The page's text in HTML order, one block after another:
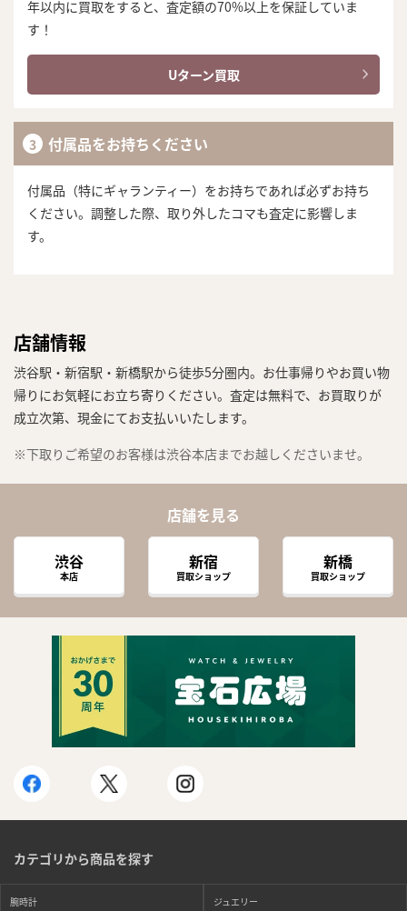
年以内に買取をすると、査定額の70%以上を保証していま
す！
Uターン買取
付属品をお持ちください
付属品（特にギャランティー）をお持ちであれば必ずお持ち
ください。調整した際、取り外したコマも査定に影響しま
す。
店舗情報
渋谷駅・新宿駅・新橋駅から徒歩5分圏内。お仕事帰りやお買い物
帰りにお気軽にお立ち寄りください。査定は無料で、お買取りが
成立次第、現金にてお支払いいたします。
※下取りご希望のお客様は渋谷本店までお越しくださいませ。
店舗を見る
渋谷
本店
新宿
買取ショップ
新橋
買取ショップ
カテゴリから商品を探す
腕時計 ジュエリー